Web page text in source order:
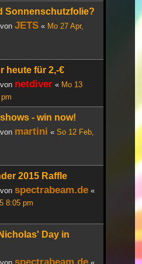
Sonnenschutzfolie?
JETS « Mo 27 Apr,
heute für 2,-€
netdiver « Mo 13
- win now!
martini « So 12 Feb,
2015 Raffle
spectrabeam.de «
8:05 pm
Day in
spectrabeam.de